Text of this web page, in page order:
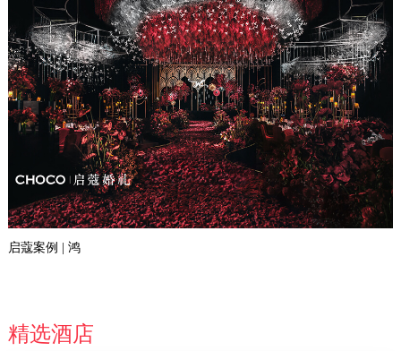
启蔻案例 | 鸿
精选酒店